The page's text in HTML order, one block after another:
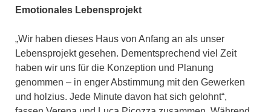
Emotionales Lebensprojekt
„Wir haben dieses Haus von Anfang an als unser
Lebensprojekt gesehen. Dementsprechend viel Zeit
haben wir uns für die Konzeption und Planung
genommen – in enger Abstimmung mit den Gewerken
und holzius. Jede Minute davon hat sich gelohnt“,